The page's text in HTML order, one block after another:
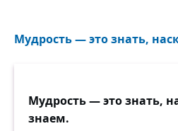
Мудрость — это знать,
Мудрость — это знать,
знаем.